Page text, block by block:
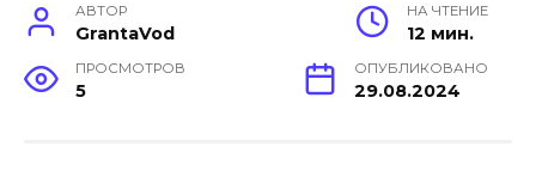
АВТОР
GrantaVod
НА ЧТЕНИЕ
12 мин.
ПРОСМОТРОВ
5
ОПУБЛИКОВАНО
29.08.2024